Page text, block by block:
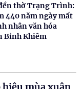
thờ Trạng Trình:
440 năm ngày mất
nhân văn hóa
Bỉnh Khiêm
hiệu mùa xuân